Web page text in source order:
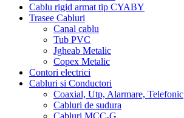
Cablu rigid armat tip CYABY
Trasee Cabluri
Canal cablu
Tub PVC
Jgheab Metalic
Copex Metalic
Contori electrici
Cabluri si Conductori
Coaxial, Utp, Alarmare, Telefonic
Cabluri de sudura